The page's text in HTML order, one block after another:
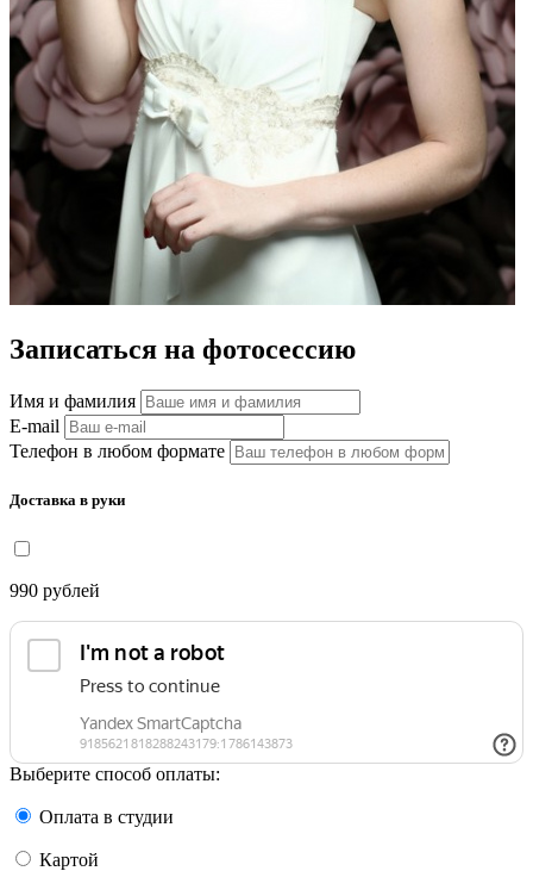
Записаться на фотосессию
Имя и фамилия
E-mail
Телефон в любом формате
Доставка в руки
990 рублей
Выберите способ оплаты:
Оплата в студии
Картой